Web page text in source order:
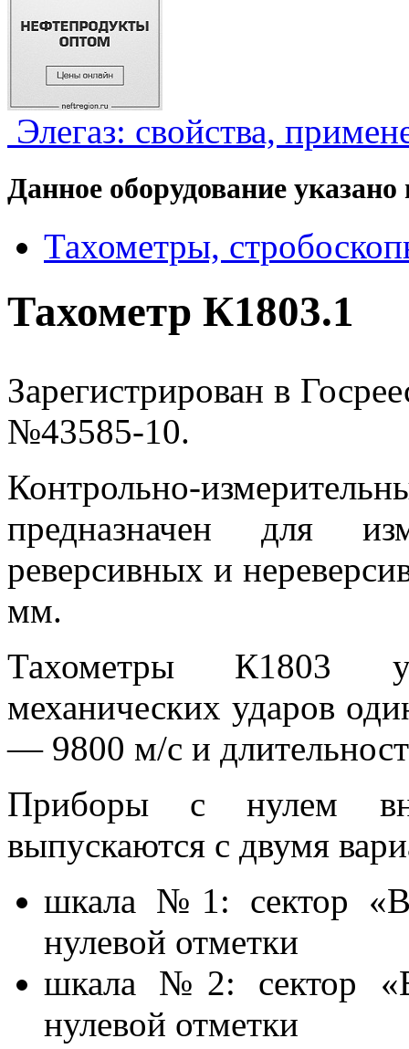
Элегаз: свойства,
Данное оборудование
Тахометры,
Тахометр К1803.1
Зарегистрирован в
№43585-10.
Контрольно-
предназначен для
реверсивных и
мм.
Тахометры К1803
механических ударов
― 9800 м/с и
Приборы с нулем
выпускаются с двумя
шкала №1: сектор
нулевой отметки
шкала №2: сектор
нулевой отметки